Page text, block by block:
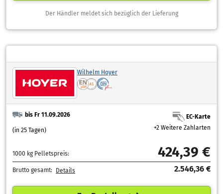
Der Händler meldet sich bezüglich der Lieferung
Wilhelm Hoyer
bis Fr 11.09.2026
(in 25 Tagen)
EC-Karte
+2 Weitere Zahlarten
1000 kg Pelletspreis: 424,39 €
Brutto gesamt: Details 2.546,36 €